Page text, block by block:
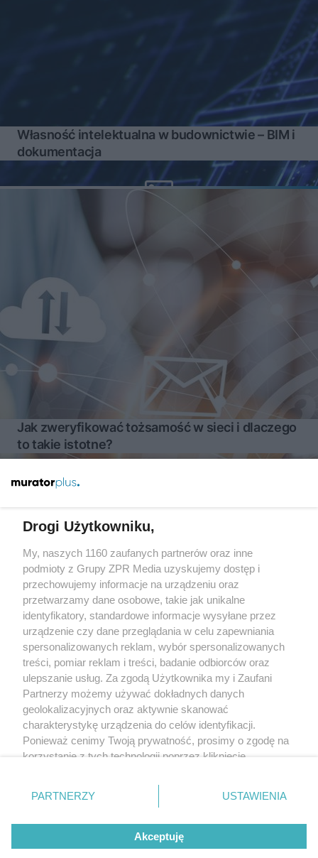
Własność intelektualna w budownictwie – BIM i
dokumentacja
Jak zweryfikować tożsamość w sieci i dlaczego
to takie istotne?
Żaden utwór zamieszczony w serwisie nie może być powielany i
rozpowszechniany lub dalej rozpowszechniany w jakikolwiek sposób
(w tym także elektroniczny lub mechaniczny) na jakimkolwiek polu
eksploatacji w jakiejkolwiek formie, włącznie z umieszczaniem w
Internecie bez pisemnej zgody właściciela praw. Jakiekolwiek użycie
lub wykorzystanie utworów w całości lub w części z naruszeniem
prawa, tzn. bez właściwej zgody, jest zabronione pod groźbą kary i
może być ścigane prawnie.
O nas
Drogi Użytkowniku,
My, naszych 1160 zaufanych partnerów oraz inne
podmioty z Grupy ZPR Media uzyskujemy dostęp i
przechowujemy informacje na urządzeniu oraz
przetwarzamy dane osobowe, takie jak unikalne
identyfikatory, standardowe informacje wysyłane przez
urządzenie czy dane przeglądania w celu zapewniania
spersonalizowanych reklam, wybór spersonalizowanych
treści, pomiar reklam i treści, badanie odbiorców oraz
ulepszanie usług. Za zgodą Użytkownika my i Zaufani
Partnerzy możemy używać dokładnych danych
geolokalizacyjnych oraz aktywnie skanować
charakterystykę urządzenia do celów identyfikacji.
Ponieważ cenimy Twoją prywatność, prosimy o zgodę na
korzystanie z tych technologii poprzez kliknięcie
zmienić/wycofać klikając przycisk ustawień prywatności
znajdujący się w lewym dolnym rogu strony
rodzaje przetwarzania danych nie wymagają zgody
użytkownika, ale masz prawo sprzeciwić się takiemu
przetwarzaniu. Preferencje będą miały zastosowanie tylko
PARTNERZY USTAWIENIA
Akceptuję